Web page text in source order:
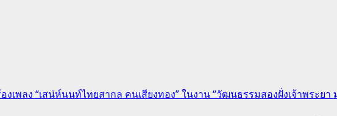
พลง “เสน่ห์นนท์ไทยสากล คนเสียงทอง” ในงาน “วัฒนธรรมสองฝั่งเจ้าพระยา